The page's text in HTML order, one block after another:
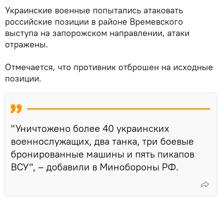
Украинские военные попытались атаковать
российские позиции в районе Времевского
выступа на запорожском направлении, атаки
отражены.
Отмечается, что противник отброшен на исходные
позиции.
"Уничтожено более 40 украинских
военнослужащих, два танка, три боевые
бронированные машины и пять пикапов
ВСУ", – добавили в Минобороны РФ.